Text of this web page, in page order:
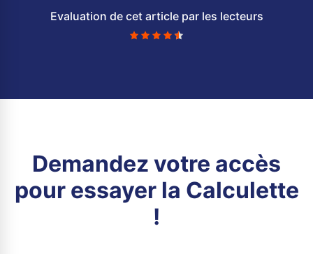
Evaluation de cet article par les lecteurs
Demandez votre accès
pour essayer la Calculette
!